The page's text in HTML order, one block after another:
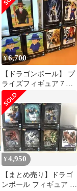
¥6,700
【ドラゴンボール】 プ
ライズフィギュア７種
セット
¥4,950
【まとめ売り】ドラゴ
ンボール フィギュア 7